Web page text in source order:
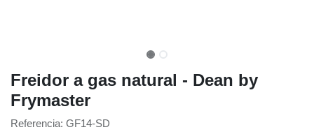
Freidor a gas natural - Dean by
Frymaster
Referencia: GF14-SD